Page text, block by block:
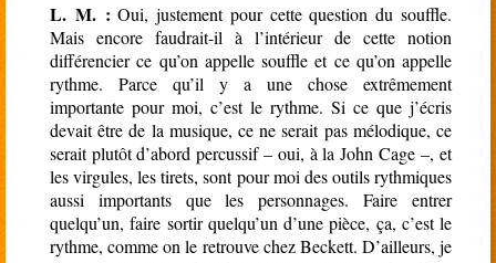
L. M. : Oui, justement pour cette question du souffle.
Mais encore faudrait-il à l’intérieur de cette notion
différencier ce qu’on appelle souffle et ce qu’on appelle
rythme. Parce qu’il y a une chose extrêmement
importante pour moi, c’est le rythme. Si ce que j’écris
devait être de la musique, ce ne serait pas mélodique, ce
serait plutôt d’abord percussif – oui, à la John Cage –, et
les virgules, les tirets, sont pour moi des outils rythmiques
aussi importants que les personnages. Faire entrer
quelqu’un, faire sortir quelqu’un d’une pièce, ça, c’est le
rythme, comme on le retrouve chez Beckett. D’ailleurs, je